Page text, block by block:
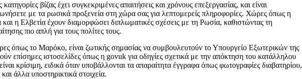
βίζας έχει συγκεκριμένες απαιτήσεις και χρόνους επεξεργασίας, και είναι
με τα ρωσικά προξενεία στη χώρα σας για λεπτομερείς πληροφορίες. Χώρες όπως η
η Ελβετία έχουν διαμορφώσει διπλωματικές σχέσεις με τη Ρωσία, καθιστώντας τη
πιο απλή για τους πολίτες τους.
όπως το Μαρόκο, είναι ζωτικής σημασίας να συμβουλευτούν το Υπουργείο Εξωτερικών της
επίσημες ιστοσελίδες όπως η govuk για οδηγίες σχετικά με την απόκτηση του κατάλληλου
κρίσιμη, ειδικά όταν υποβάλλονται τα απαραίτητα έγγραφα όπως φωτογραφίες διαβατηρίου,
άλλα υποστηρικτικά στοιχεία.